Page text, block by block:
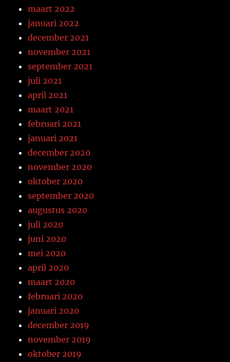
maart 2022
januari 2022
december 2021
november 2021
september 2021
juli 2021
april 2021
maart 2021
februari 2021
januari 2021
december 2020
november 2020
oktober 2020
september 2020
augustus 2020
juli 2020
juni 2020
mei 2020
april 2020
maart 2020
februari 2020
januari 2020
december 2019
november 2019
oktober 2019